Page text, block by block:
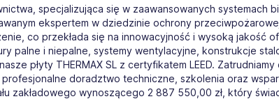
specjalizująca się w zaawansowanych systemach
ekspertem w dziedzinie ochrony
co przekłada się na innowacyjność i wysoką jakość
palne i niepalne, systemy wentylacyjne, konstrukcje
płyty THERMAX SL z certyfikatem LEED.
doradztwo techniczne, szkolenia oraz
zakładowego wynoszącego 2 887 550,00 zł, który